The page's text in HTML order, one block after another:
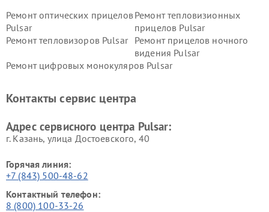
Ремонт оптических прицелов
Pulsar
Ремонт тепловизионных
прицелов Pulsar
Ремонт тепловизоров Pulsar
Ремонт прицелов ночного
видения Pulsar
Ремонт цифровых монокуляров Pulsar
Контакты сервис центра
Адрес сервисного центра Pulsar:
г. Казань, улица Достоевского, 40
Горячая линия:
+7 (843) 500-48-62
Контактный телефон:
8 (800) 100-33-26